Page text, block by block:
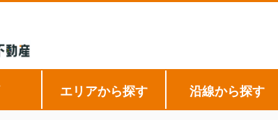
エリアから探す 沿線から探す